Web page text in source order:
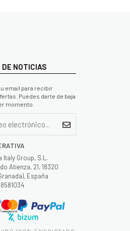
DE NOTICIAS
email para recibir
Puedes darte de baja
momento.
Italy Group, S.L.
Atienza, 21, 18320
España